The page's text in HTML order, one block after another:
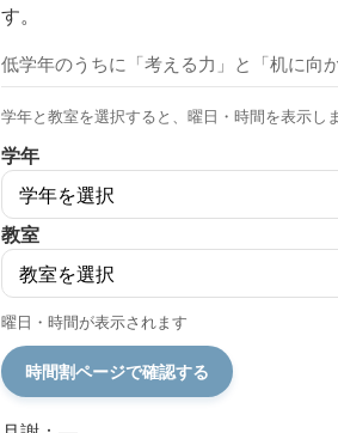
す。
低学年のうちに「考える力」と「机に向
学年と教室を選択すると、曜日・時間を表示しま
学年
教室
曜日・時間が表示されます
時間割ページで確認する